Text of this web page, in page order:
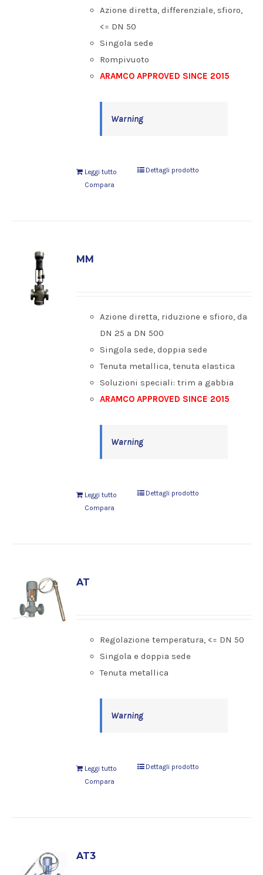
Azione diretta, differenziale, sfioro,
<= DN 50
Singola sede
Rompivuoto
ARAMCO APPROVED SINCE 2015
Warning
Leggi tutto
Dettagli prodotto
Compara
MM
Azione diretta, riduzione e sfioro, da
DN 25 a DN 500
Singola sede, doppia sede
Tenuta metallica, tenuta elastica
Soluzioni speciali: trim a gabbia
ARAMCO APPROVED SINCE 2015
Warning
Leggi tutto
Dettagli prodotto
Compara
AT
Regolazione temperatura, <= DN 50
Singola e doppia sede
Tenuta metallica
Warning
Leggi tutto
Dettagli prodotto
Compara
AT3